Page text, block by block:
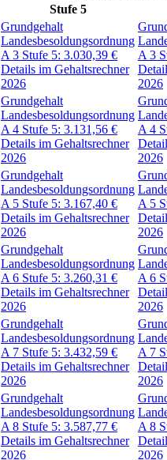
Stufe 5
Grundgehalt
Landesbesoldungsordnung
A 3 Stufe 5: 3.030,39 €
Details im Gehaltsrechner
2026
A 3
2026
Grundgehalt
Landesbesoldungsordnung
A 4 Stufe 5: 3.131,56 €
Details im Gehaltsrechner
2026
A 4
2026
Grundgehalt
Landesbesoldungsordnung
A 5 Stufe 5: 3.167,40 €
Details im Gehaltsrechner
2026
A 5
2026
Grundgehalt
Landesbesoldungsordnung
A 6 Stufe 5: 3.260,31 €
Details im Gehaltsrechner
2026
A 6
2026
Grundgehalt
Landesbesoldungsordnung
A 7 Stufe 5: 3.432,59 €
Details im Gehaltsrechner
2026
A 7
2026
Grundgehalt
Landesbesoldungsordnung
A 8 Stufe 5: 3.587,77 €
Details im Gehaltsrechner
2026
A 8
2026